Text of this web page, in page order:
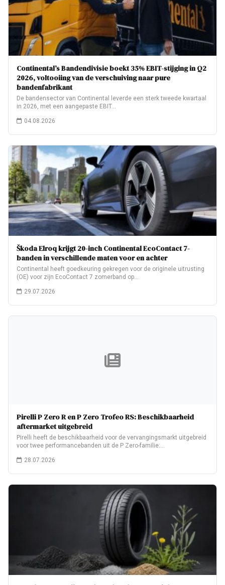
Continental’s Bandendivisie boekt 35% EBIT-stijging in Q2
2026, voltooiing van de verschuiving naar pure
bandenfabrikant
De bandensector van Continental leverde een sterk tweede kwartaal
in 2026, met een aangepaste EBIT…
04.08.2026
Škoda Elroq krijgt 20-inch Continental EcoContact 7-
banden in verschillende maten voor en achter
Continental heeft goedkeuring gekregen voor de originele uitrusting
(OE) voor zijn EcoContact 7 zomerband op…
29.07.2026
Pirelli P Zero R en P Zero Trofeo RS: Beschikbaarheid
aftermarket uitgebreid
Pirelli heeft de beschikbaarheid voor de vervangingsmarkt uitgebreid
voor twee performancebanden uit de P Zero-familie:…
28.07.2026